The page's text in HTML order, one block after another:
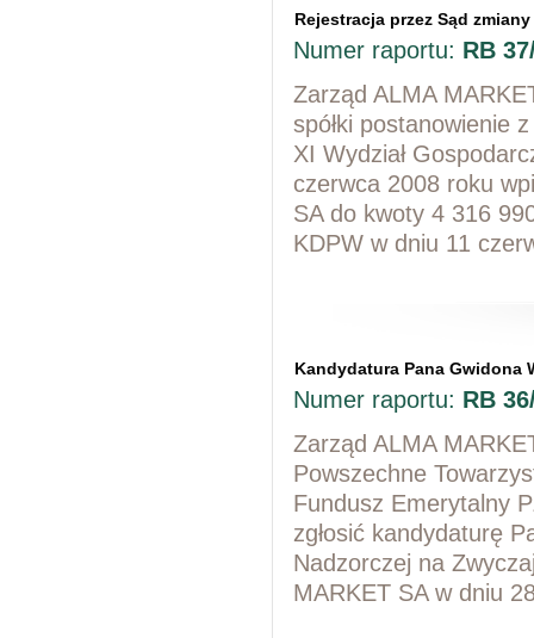
Rejestracja przez Sąd
Numer raportu: RB
Zarząd ALMA
spółki postanowienie
XI Wydział
czerwca 2008 roku
SA do kwoty 4 316
KDPW w dniu 11
Kandydatura Pana Gwidona
Numer raportu: RB
Zarząd ALMA
Powszechne
Fundusz Emerytalny
zgłosić kandydaturę
Nadzorczej na
MARKET SA w dniu